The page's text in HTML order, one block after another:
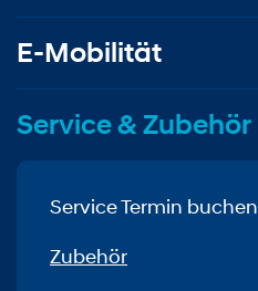
E-Mobilität
Service & Zubehör
Service Termin buchen
Zubehör